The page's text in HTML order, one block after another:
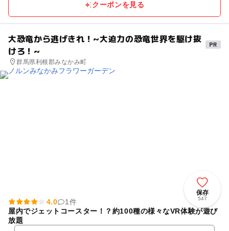
クーポンを見る
大恐竜から逃げきれ！~大迫力の恐竜世界を駆け抜
けろ！~
群馬県利根郡みなかみ町
保存
547
4.0
1件
屋内でジェットコースター！？約100種の様々なVR体験が遊び
放題